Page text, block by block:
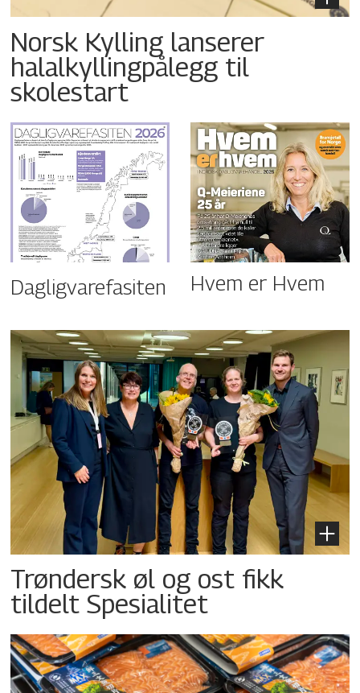
Norsk Kylling lanserer
halalkyllingpålegg til
skolestart
Dagligvarefasiten Hvem er Hvem
Trøndersk øl og ost fikk
tildelt Spesialitet